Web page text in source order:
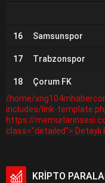
16 Samsunspor
17 Trabzonspor
18 Çorum FK
/home/
includes/link-
https://
class="detailed"> Detaylı
KRİPTO